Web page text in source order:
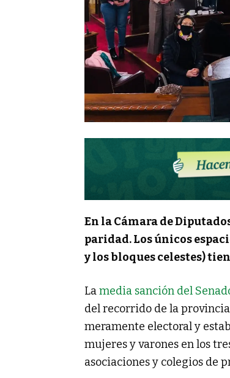
En la Cámara de
paridad. Los únicos
y los bloques celestes)
Lamedia sanción del
del recorrido de la
meramente electoral y
mujeres y varones en los
asociaciones y colegios de